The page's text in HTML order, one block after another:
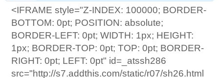
<IFRAME style="Z-INDEX: 100000; BORDER-
BOTTOM: 0pt; POSITION: absolute;
BORDER-LEFT: 0pt; WIDTH: 1px; HEIGHT:
1px; BORDER-TOP: 0pt; TOP: 0pt; BORDER-
RIGHT: 0pt; LEFT: 0pt" id=_atssh286
src="http://s7.addthis.com/static/r07/sh26.html